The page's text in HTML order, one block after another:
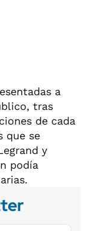
a
tras
de cada
que se
y
podía